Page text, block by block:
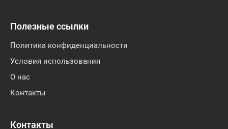
Полезные ссылки
Политика конфиденциальности
Условия использования
О нас
Контакты
Контакты